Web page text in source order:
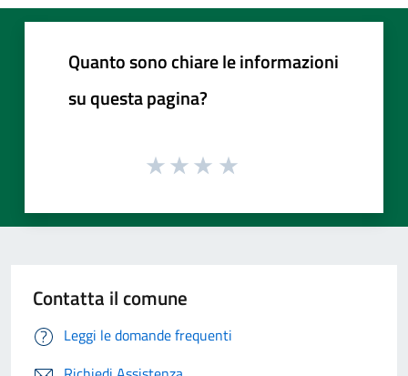
Quanto sono chiare le informazioni
su questa pagina?
Contatta il comune
Leggi le domande frequenti